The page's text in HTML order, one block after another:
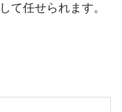
て任せられます。